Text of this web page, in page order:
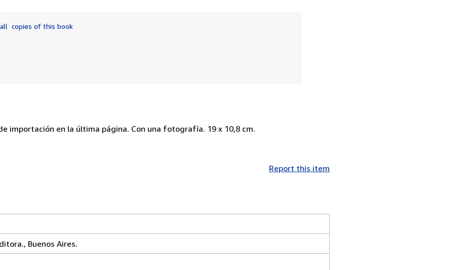
of
5
copies of this book
importación en la última página. Con una fotografía. 19 x 10,8 cm.
Report this item
Buenos Aires.